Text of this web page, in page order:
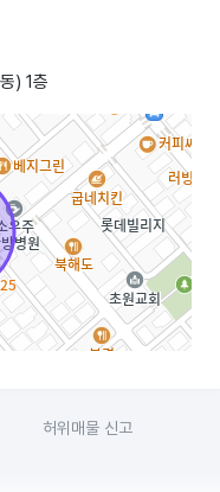
까 말까 합니다,
경은 1절 안쓰셔도 됩니다.
) 1층
허위매물 신고